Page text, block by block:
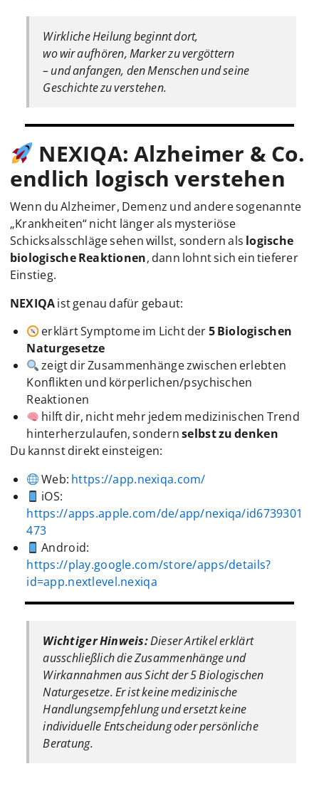
Wirkliche Heilung beginnt dort,
wo wir aufhören, Marker zu vergöttern
– und anfangen, den Menschen und seine
Geschichte zu verstehen.
NEXIQA: Alzheimer & Co.
endlich logisch verstehen
Wenn du Alzheimer, Demenz und andere sogenannte
„Krankheiten“ nicht länger als mysteriöse
Schicksalsschläge sehen willst, sondern als logische
biologische Reaktionen, dann lohnt sich ein tieferer
Einstieg.
NEXIQAist genau dafür gebaut:
erklärt Symptome im Licht der5 Biologischen
Naturgesetze
zeigt dir Zusammenhänge zwischen erlebten
Konflikten und körperlichen/psychischen
Reaktionen
hilft dir, nicht mehr jedem medizinischen Trend
hinterherzulaufen, sondernselbst zu denken
Du kannst direkt einsteigen:
Web: https://app.nexiqa.com/
iOS:
https://apps.apple.com/de/app/nexiqa/id6739301
473
Android:
https://play.google.com/store/apps/details?
id=app.nextlevel.nexiqa
Wichtiger Hinweis:Dieser Artikel erklärt
ausschließlich die Zusammenhänge und
Wirkannahmen aus Sicht der 5 Biologischen
Naturgesetze. Er ist keine medizinische
Handlungsempfehlung und ersetzt keine
individuelle Entscheidung oder persönliche
Beratung.